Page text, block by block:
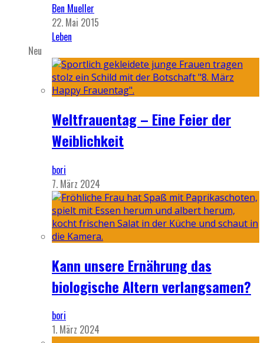
Ben Mueller
22. Mai 2015
Leben
Neu
Weltfrauentag – Eine Feier der
Weiblichkeit
bori
7. März 2024
Kann unsere Ernährung das
biologische Altern verlangsamen?
bori
1. März 2024